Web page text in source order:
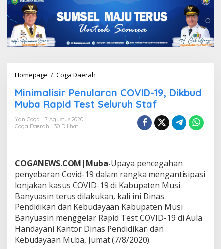
Homepage / Coga Daerah
n
m
r
P
e
u
l
a
r
n
Minimalisir Penularan COVID-19, Dikbud
Muba Rapid Test Seluruh Staf
Yan Coga
7 Agustus 2020
Coga Daerah
30 Dilihat
COGANEWS.COM|Muba-Upaya pencegahan
penyebaran Covid-19 dalam rangka mengantisipasi
lonjakan kasus COVID-19 di Kabupaten Musi
Banyuasin terus dilakukan, kali ini Dinas
Pendidikan dan Kebudayaan Kabupaten Musi
Banyuasin menggelar Rapid Test COVID-19 di Aula
Handayani Kantor Dinas Pendidikan dan
Kebudayaan Muba, Jumat (7/8/2020).